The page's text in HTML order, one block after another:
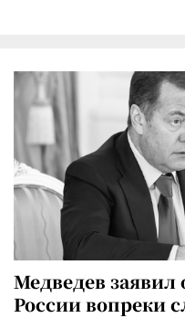
Медведев
России вопреки